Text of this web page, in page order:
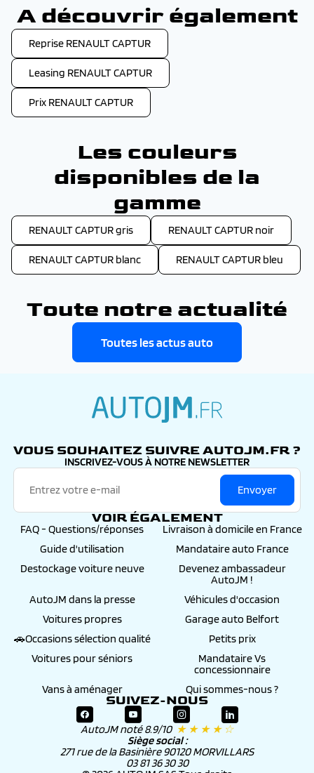
A découvrir également
Reprise RENAULT CAPTUR
Leasing RENAULT CAPTUR
Prix RENAULT CAPTUR
Les couleurs
disponibles de la
gamme
RENAULT CAPTUR gris RENAULT CAPTUR noir
RENAULT CAPTUR blanc RENAULT CAPTUR bleu
Toute notre actualité
Toutes les actus auto
VOUS SOUHAITEZ SUIVRE AUTOJM.FR ?
INSCRIVEZ-VOUS À NOTRE NEWSLETTER
Envoyer
VOIR ÉGALEMENT
FAQ - Questions/réponses
Livraison à domicile en France
Guide d'utilisation
Mandataire auto France
Destockage voiture neuve
Devenez ambassadeur
AutoJM !
AutoJM dans la presse
Véhicules d'occasion
Voitures propres
Garage auto Belfort
🚗Occasions sélection qualité
Petits prix
Voitures pour séniors
Mandataire Vs
concessionnaire
Vans à aménager
Qui sommes-nous ?
SUIVEZ-NOUS
AutoJM noté 8.9/10 ★ ★ ★ ★ ☆
Siège social :
271 rue de la Basinière 90120 MORVILLARS
03 81 36 30 30